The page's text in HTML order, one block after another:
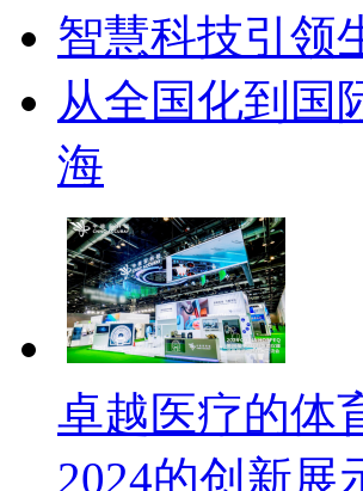
智慧科技引领
从全国化到国
海
卓越医疗的体
2024的创新展